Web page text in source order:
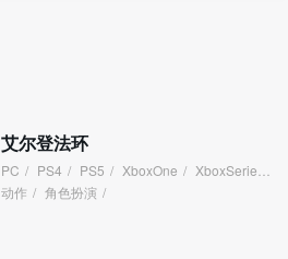
艾尔登法环
PC / PS4 / PS5 / XboxOne / XboxSeries
动作 / 角色扮演 /